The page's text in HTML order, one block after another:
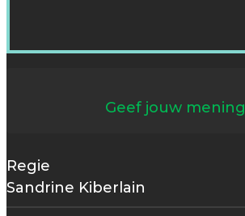
Geef jouw mening
Regie
Sandrine Kiberlain